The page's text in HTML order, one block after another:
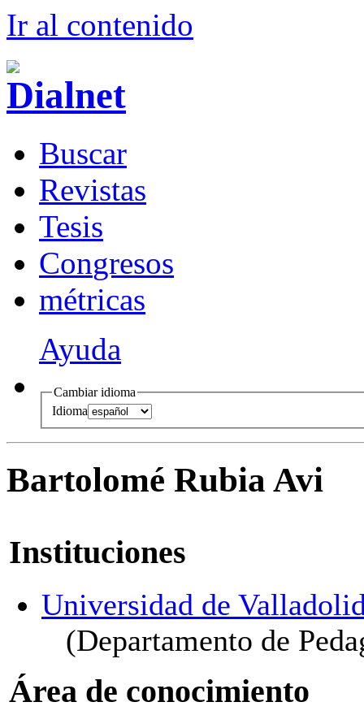
Ir al contenido
Buscar
Revistas
Tesis
Congresos
métricas
Ayuda
Cambiar idioma
Idioma
Bartolomé Rubia Avi
Instituciones
Universidad de
(Departamento de
Área de conocimiento